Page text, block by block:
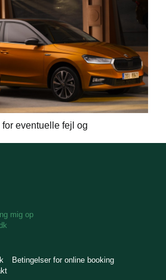
eventuelle fejl og
mig op
Betingelser for online booking